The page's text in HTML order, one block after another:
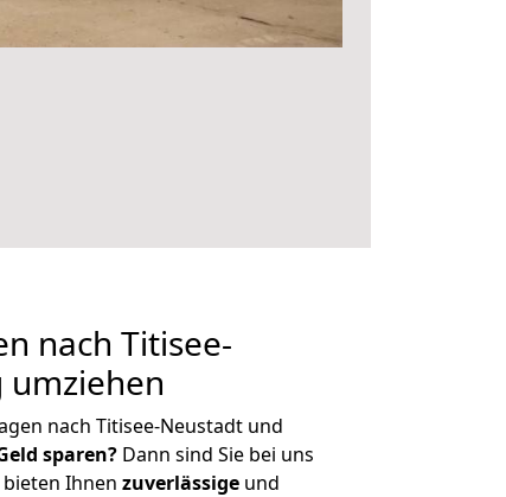
nach Titisee-
umziehen
nach Titisee-Neustadt und
sparen? Dann sind Sie bei uns
Ihnen zuverlässige und